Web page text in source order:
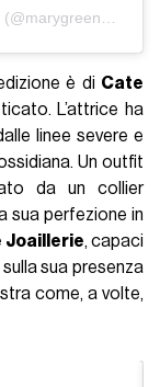
è di Cate
L’attrice ha
linee severe e
Un outfit
da un collier
sua perfezione in
Joaillerie, capaci
sua presenza
come, a volte,